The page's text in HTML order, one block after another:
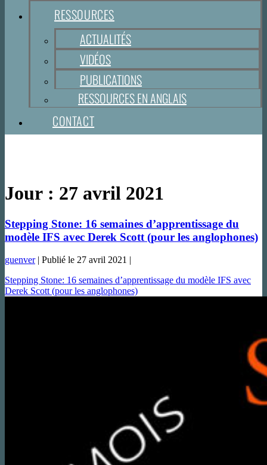
RESSOURCES
ACTUALITÉS
VIDÉOS
PUBLICATIONS
RESSOURCES EN ANGLAIS
CONTACT
Jour : 27 avril 2021
Stepping Stone: 16 semaines d’apprentissage du
modèle IFS avec Derek Scott (pour les anglophones)
guenver| Publié le 27 avril 2021 |
Stepping Stone: 16 semaines d’apprentissage du modèle IFS avec
Derek Scott (pour les anglophones)